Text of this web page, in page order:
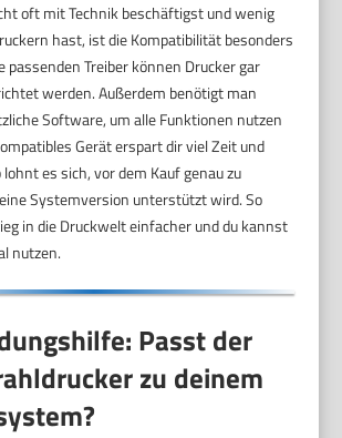
oft mit Technik beschäftigst und wenig
hast, ist die Kompatibilität besonders
passenden Treiber können Drucker gar
werden. Außerdem benötigt man
Software, um alle Funktionen nutzen
Gerät erspart dir viel Zeit und
es sich, vor dem Kauf genau zu
Systemversion unterstützt wird. So
in die Druckwelt einfacher und du kannst
nutzen.
Passt der
zu deinem